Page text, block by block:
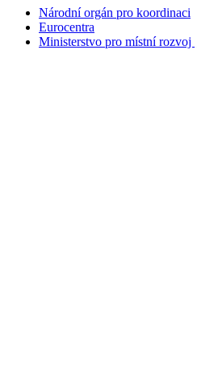
Národní orgán pro koordinaci
Eurocentra
Ministerstvo pro místní rozvoj